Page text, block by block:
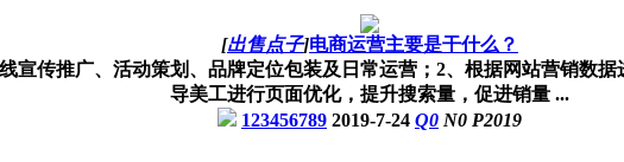
[出售点子]电商运营主要是干什么？
宣传推广、活动策划、品牌定位包装及日常运营；2、根据网站营销数
导美工进行页面优化，提升搜索量，促进销量 ...
123456789 2019-7-24 Q0 N0 P2019